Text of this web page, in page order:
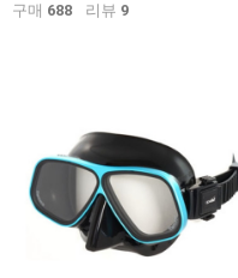
구매 688 리뷰 9